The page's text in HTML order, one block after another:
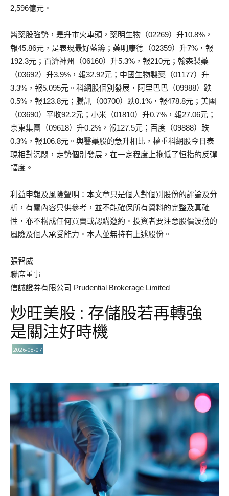
2,596億元。
醫藥股強勢，是升市火車頭，藥明生物（02269）升10.8%，
報45.86元，是表現最好藍籌；藥明康德（02359）升7%，報
192.3元；百濟神州（06160）升5.3%，報210元；翰森製藥
（03692）升3.9%，報32.92元；中國生物製藥（01177）升
3.3%，報5.095元。科網股個別發展，阿里巴巴（09988）跌
0.5%，報123.8元；騰訊（00700）跌0.1%，報478.8元；美團
（03690）平收92.2元；小米（01810）升0.7%，報27.06元；
京東集團（09618）升0.2%，報127.5元；百度（09888）跌
0.3%，報106.8元。與醫藥股的急升相比，權重科網股今日表
現相對沉悶，走勢個別發展，在一定程度上拖低了恒指的反彈
幅度。
利益申報及風險聲明：本文章只是個人對個別股份的評論及分
析，有關內容只供參考，並不能確保所有資料的完整及真確
性，亦不構成任何買賣或認購邀約。投資者要注意股價波動的
風險及個人承受能力。本人並無持有上述股份。
張智威
聯席董事
信誠證券有限公司 Prudential Brokerage Limited
炒旺美股 : 存儲股若再轉強
是關注好時機
2026-08-07